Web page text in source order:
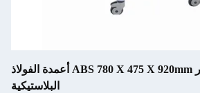
عربة التخدير ABS 780 X 475 X 920mm أعمدة الفولاذ
البلاستيكية